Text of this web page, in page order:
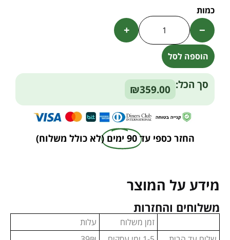
−
+
הוספה לסל
Alternative:
סך הכל: ₪359.00
החזר כספי עד 90 ימים (לא כולל משלוח)
מידע על המוצר
משלוחים והחזרות
זמן משלוח
עלות